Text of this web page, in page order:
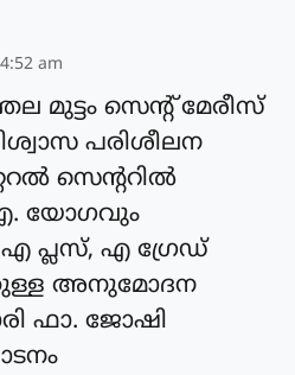
am
മുട്ടം സെൻ്റ് മേരീസ്
പരിശീലന
സെന്ററിൽ
യോഗവും
പ്ലസ്, എ ഗ്രേഡ്
അനുമോദന
ഫാ. ജോഷി